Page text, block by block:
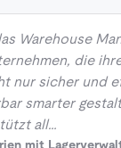
Warehouse
die
nur sicher und
smarter
all…
mit